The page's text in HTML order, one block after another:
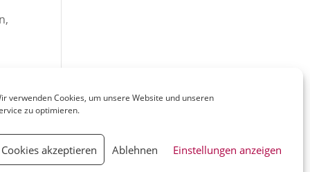
verwenden Cookies, um unsere Website und unseren
zu optimieren.
Cookies akzeptieren Ablehnen Einstellungen anzeigen